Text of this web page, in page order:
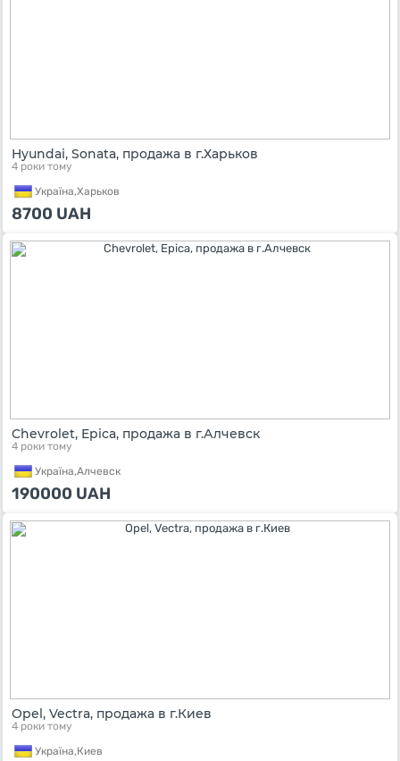
Hyundai, Sonata, продажа в г.Харьков
4 роки тому
Україна,Харьков
8700 UAH
Chevrolet, Epica, продажа в г.Алчевск
4 роки тому
Україна,Алчевск
190000 UAH
Opel, Vectra, продажа в г.Киев
4 роки тому
Україна,Киев